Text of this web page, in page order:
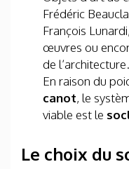
Frédéric
François
œuvres ou
de l’architecture.
En raison du
canot, le
viable est le
Le choix du